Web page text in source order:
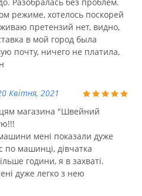
режиме, хотелось поскорей
претензий нет, видно,
в мой город была
почту, ничего не платила,
Квітня, 2021
магазина "Швейний
мені показали дуже
по машинці, дівчатка
години, я в захваті.
дуже легко з нею